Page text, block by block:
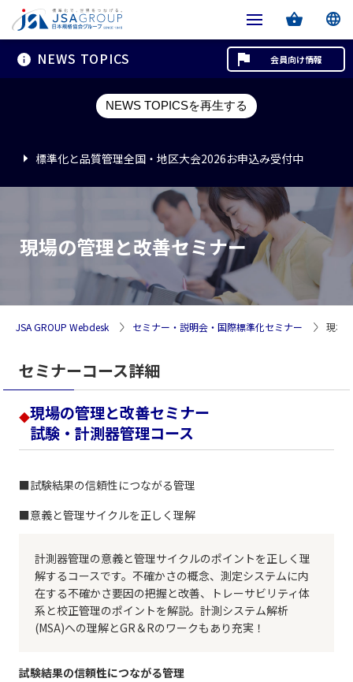
NEWS TOPICS
NEWS TOPICSを再生する
標準化と品質管理全国・地区大会2026お申込み受付中
標準化と品質管理全国・地区大会2026お申込み受付中
標準化と品質管理全国・地区大会2026お申込み受付中
会員向け情報
現場の管理と改善セミナー
JSA GROUP Webdesk セミナー・説明会・国際標準化セミナー 現場
セミナーコース詳細
◆現場の管理と改善セミナー
試験・計測器管理コース
■試験結果の信頼性につながる管理
■意義と管理サイクルを正しく理解
計測器管理の意義と管理サイクルのポイントを正しく理
解するコースです。不確かさの概念、測定システムに内
在する不確かさ要因の把握と改善、トレーサビリティ体
系と校正管理のポイントを解説。計測システム解析
(MSA)への理解とGR＆Rのワークもあり充実！
試験結果の信頼性につながる管理